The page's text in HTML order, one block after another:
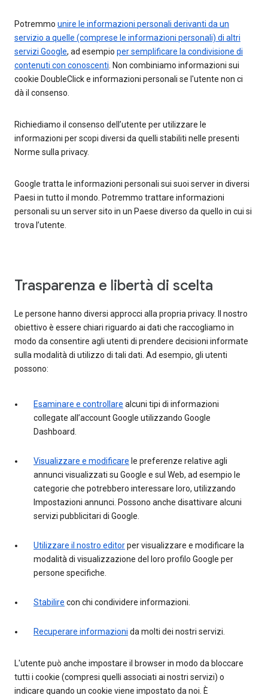
Potremmo unire le informazioni personali derivanti da un
servizio a quelle (comprese le informazioni personali) di altri
servizi Google, ad esempio per semplificare la condivisione di
contenuti con conoscenti. Non combiniamo informazioni sui
cookie DoubleClick e informazioni personali se l'utente non ci
dà il consenso.
Richiediamo il consenso dell’utente per utilizzare le
informazioni per scopi diversi da quelli stabiliti nelle presenti
Norme sulla privacy.
Google tratta le informazioni personali sui suoi server in diversi
Paesi in tutto il mondo. Potremmo trattare informazioni
personali su un server sito in un Paese diverso da quello in cui si
trova l’utente.
Trasparenza e libertà di scelta
Le persone hanno diversi approcci alla propria privacy. Il nostro
obiettivo è essere chiari riguardo ai dati che raccogliamo in
modo da consentire agli utenti di prendere decisioni informate
sulla modalità di utilizzo di tali dati. Ad esempio, gli utenti
possono:
Esaminare e controllare alcuni tipi di informazioni
collegate all’account Google utilizzando Google
Dashboard.
Visualizzare e modificare le preferenze relative agli
annunci visualizzati su Google e sul Web, ad esempio le
categorie che potrebbero interessare loro, utilizzando
Impostazioni annunci. Possono anche disattivare alcuni
servizi pubblicitari di Google.
Utilizzare il nostro editorper visualizzare e modificare la
modalità di visualizzazione del loro profilo Google per
persone specifiche.
Stabilire con chi condividere informazioni.
Recuperare informazioni da molti dei nostri servizi.
L'utente può anche impostare il browser in modo da bloccare
tutti i cookie (compresi quelli associati ai nostri servizi) o
indicare quando un cookie viene impostato da noi. È